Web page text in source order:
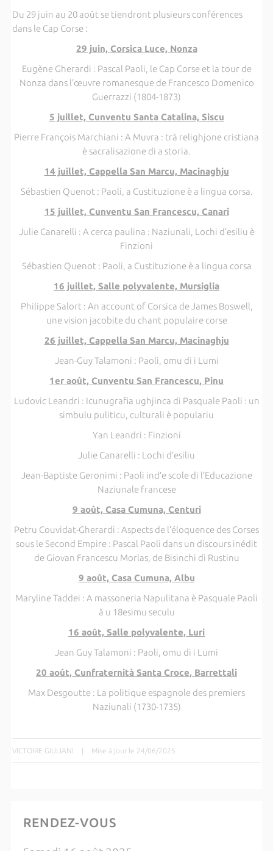
Du 29 juin au 20 août se tiendront plusieurs conférences
dans le Cap Corse :
29 juin, Corsica Luce, Nonza
Eugène Gherardi : Pascal Paoli, le Cap Corse et la tour de
Nonza dans l’œuvre romanesque de Francesco Domenico
Guerrazzi (1804-1873)
5 juillet, Cunventu Santa Catalina, Siscu
Pierre François Marchiani : A Muvra : trà relighjone cristiana
è sacralisazione di a storia.
14 juillet, Cappella San Marcu, Macinaghju
Sébastien Quenot : Paoli, a Custituzione è a lingua corsa.
15 juillet, Cunventu San Francescu, Canari
Julie Canarelli : A cerca paulina : Naziunali, Lochi d’esiliu è
Finzioni
Sébastien Quenot : Paoli, a Custituzione è a lingua corsa
16 juillet, Salle polyvalente, Mursiglia
Philippe Salort : An account of Corsica de James Boswell,
une vision jacobite du chant populaire corse
26 juillet, Cappella San Marcu, Macinaghju
Jean-Guy Talamoni : Paoli, omu di i Lumi
1er août, Cunventu San Francescu, Pinu
Ludovic Leandri : Icunugrafia ughjinca di Pasquale Paoli : un
simbulu puliticu, culturali è populariu
Yan Leandri : Finzioni
Julie Canarelli : Lochi d’esiliu
Jean-Baptiste Geronimi : Paoli ind’e scole di l’Educazione
Naziunale francese
9 août, Casa Cumuna, Centuri
Petru Couvidat-Gherardi : Aspects de l’éloquence des Corses
sous le Second Empire : Pascal Paoli dans un discours inédit
de Giovan Francescu Morlas, de Bisinchi di Rustinu
9 août, Casa Cumuna, Albu
Maryline Taddei : A massoneria Napulitana è Pasquale Paoli
à u 18esimu seculu
16 août, Salle polyvalente, Luri
Jean Guy Talamoni : Paoli, omu di i Lumi
20 août, Cunfraternità Santa Croce, Barrettali
Max Desgoutte : La politique espagnole des premiers
Naziunali (1730-1735)
VICTOIRE GIULIANI | Mise à jour le 24/06/2025
RENDEZ-VOUS